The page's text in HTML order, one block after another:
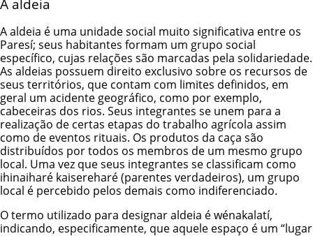
A aldeia
A aldeia é uma unidade social muito significativa entre os
Paresí; seus habitantes formam um grupo social
específico, cujas relações são marcadas pela solidariedade.
As aldeias possuem direito exclusivo sobre os recursos de
seus territórios, que contam com limites definidos, em
geral um acidente geográfico, como por exemplo,
cabeceiras dos rios. Seus integrantes se unem para a
realização de certas etapas do trabalho agrícola assim
como de eventos rituais. Os produtos da caça são
distribuídos por todos os membros de um mesmo grupo
local. Uma vez que seus integrantes se classificam como
ihinaiharé kaisereharé (parentes verdadeiros), um grupo
local é percebido pelos demais como indiferenciado.
O termo utilizado para designar aldeia é wénakalatí,
indicando, especificamente, que aquele espaço é um “lugar